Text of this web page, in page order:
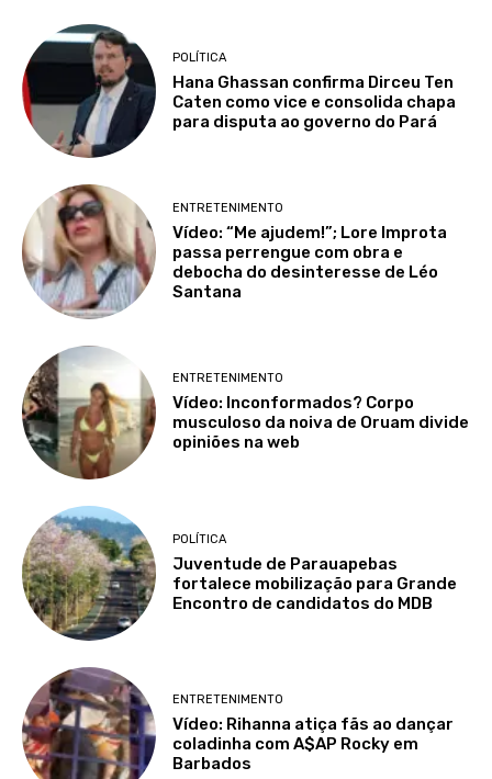
POLÍTICA
Hana Ghassan confirma Dirceu Ten
Caten como vice e consolida chapa
para disputa ao governo do Pará
ENTRETENIMENTO
Vídeo: “Me ajudem!”; Lore Improta
passa perrengue com obra e
debocha do desinteresse de Léo
Santana
ENTRETENIMENTO
Vídeo: Inconformados? Corpo
musculoso da noiva de Oruam divide
opiniões na web
POLÍTICA
Juventude de Parauapebas
fortalece mobilização para Grande
Encontro de candidatos do MDB
ENTRETENIMENTO
Vídeo: Rihanna atiça fãs ao dançar
coladinha com A$AP Rocky em
Barbados